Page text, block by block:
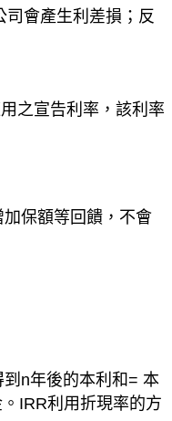
司會產生利差損；反
之宣告利率，該利率
保額等回饋，不會
n年後的本利和= 本
IRR利用折現率的方